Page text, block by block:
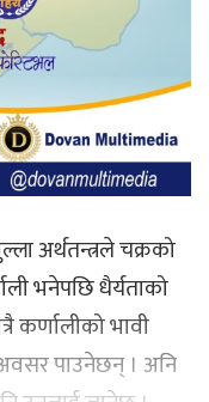
अर्थतन्त्रले चक्रको
भनेपछि धैर्यताको
कर्णालीको भावी
पाउनेछन् । अनि